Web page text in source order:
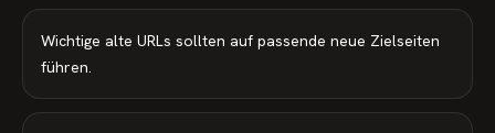
Wichtige alte URLs sollten auf passende neue Zielseiten
führen.